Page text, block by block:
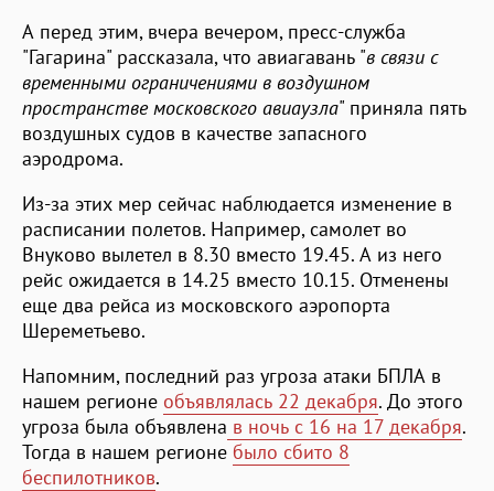
А перед этим, вчера вечером, пресс-служба
"Гагарина" рассказала, что авиагавань "в связи с
временными ограничениями в воздушном
пространстве московского авиаузла" приняла пять
воздушных судов в качестве запасного
аэродрома.
Из-за этих мер сейчас наблюдается изменение в
расписании полетов. Например, самолет во
Внуково вылетел в 8.30 вместо 19.45. А из него
рейс ожидается в 14.25 вместо 10.15. Отменены
еще два рейса из московского аэропорта
Шереметьево.
Напомним, последний раз угроза атаки БПЛА в
нашем регионе объявлялась 22 декабря. До этого
угроза была объявлена в ночь с 16 на 17 декабря.
Тогда в нашем регионе было сбито 8
беспилотников.